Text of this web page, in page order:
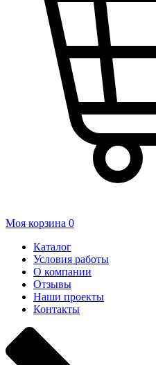
Моя корзина 0
Каталог
Условия работы
О компании
Отзывы
Наши проекты
Контакты